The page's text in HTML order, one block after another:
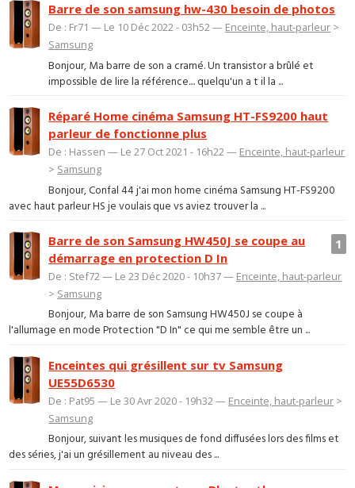
Barre de son samsung hw-430 besoin de photos
De : Fr71 — Le 10 Déc 2022 - 03h52 — Enceinte, haut-parleur >
Samsung
Bonjour, Ma barre de son a cramé. Un transistor a brûlé et
impossible de lire la référence.... quelqu'un a t il la ...
Réparé Home cinéma Samsung HT-FS9200 haut
parleur de fonctionne plus
De : Hassen — Le 27 Oct 2021 - 16h22 — Enceinte, haut-parleur
> Samsung
Bonjour, Confal 44 j'ai mon home cinéma Samsung HT-FS9200
avec haut parleur HS je voulais que vs aviez trouver la ...
1
Barre de son Samsung HW450J se coupe au
démarrage en protection D In
De : Stef72 — Le 23 Déc 2020 - 10h37 — Enceinte, haut-parleur
> Samsung
Bonjour, Ma barre de son Samsung HW450J se coupe à
l'allumage en mode Protection "D In" ce qui me semble être un ...
Enceintes qui grésillent sur tv Samsung
UE55D6530
De : Pat95 — Le 30 Avr 2020 - 19h32 — Enceinte, haut-parleur >
Samsung
Bonjour, suivant les musiques de fond diffusées lors des films et
des séries, j'ai un grésillement au niveau des ...